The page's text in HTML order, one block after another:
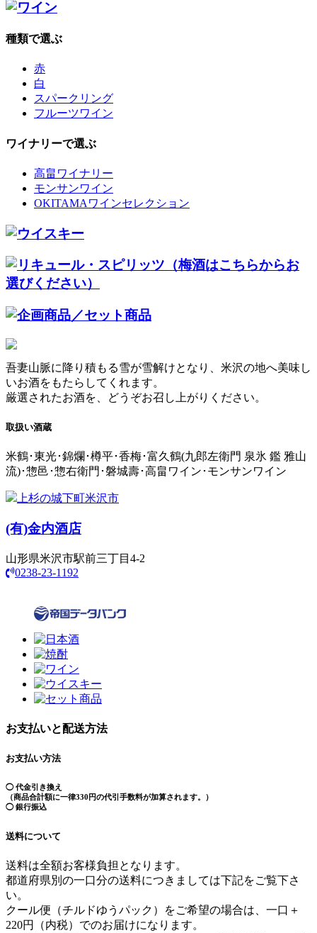
種類で選ぶ
赤
白
スパークリング
フルーツワイン
ワイナリーで選ぶ
高畠ワイナリー
モンサンワイン
OKITAMAワインセレクション
吾妻山脈に降り積もる雪が雪解けとなり、米沢の地へ美味し
いお酒をもたらしてくれます。
厳選されたお酒を、どうぞお召し上がりください。
取扱い酒蔵
米鶴･東光･錦爛･樽平･香梅･富久鶴(九郎左衛門 泉氷 鑑 雅山
流)･惣邑･惣右衛門･磐城壽･高畠ワイン･モンサンワイン
上杉の城下町米沢市
(有)金内酒店
山形県米沢市駅前三丁目4-2
0238-23-1192
お支払いと配送方法
お支払い方法
◯ 代金引き換え
（商品合計額に一律330円の代引手数料が加算されます。）
◯ 銀行振込
送料について
送料は全額お客様負担となります。
都道府県別の一口分の送料につきましては下記をご覧下さ
い。
クール便（チルドゆうパック）をご希望の場合は、一口＋
220円（内税）でのお届けになります。